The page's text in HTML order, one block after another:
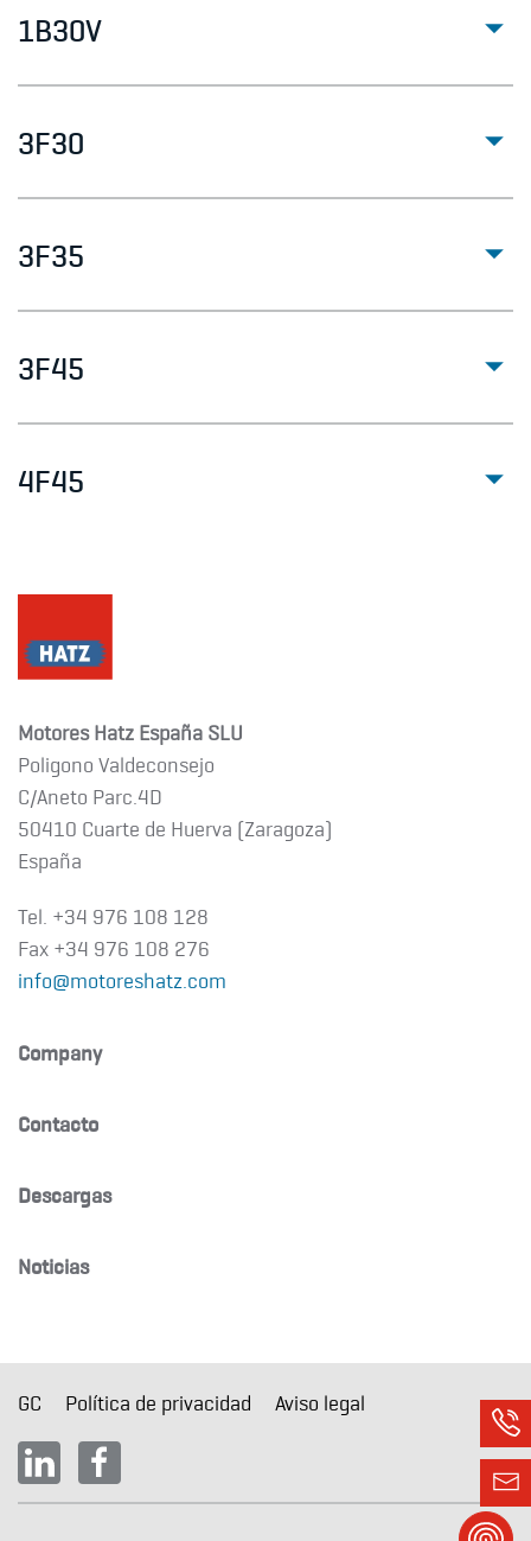
1B30V
3F30
3F35
3F45
4F45
Motores Hatz España SLU
Poligono Valdeconsejo
C/Aneto Parc.4D
50410 Cuarte de Huerva (Zaragoza)
España
Tel. +34 976 108 128
Fax +34 976 108 276
info@motoreshatz.com
Company
Contacto
Descargas
Noticias
GC Política de privacidad Aviso legal